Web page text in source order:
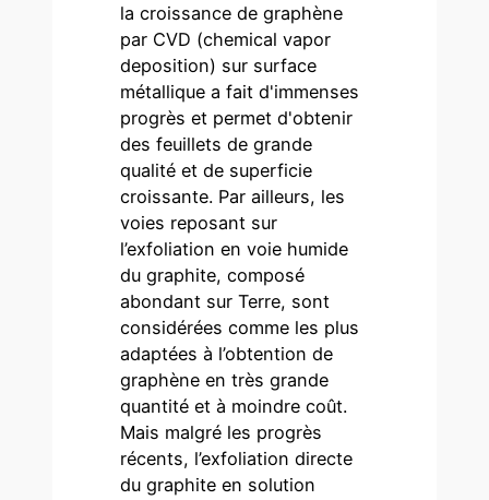
la croissance de graphène
par CVD (chemical vapor
deposition) sur surface
métallique a fait d'immenses
progrès et permet d'obtenir
des feuillets de grande
qualité et de superficie
croissante. Par ailleurs, les
voies reposant sur
l’exfoliation en voie humide
du graphite, composé
abondant sur Terre, sont
considérées comme les plus
adaptées à l’obtention de
graphène en très grande
quantité et à moindre coût.
Mais malgré les progrès
récents, l’exfoliation directe
du graphite en solution